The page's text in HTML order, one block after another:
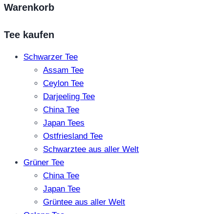
Warenkorb
Tee kaufen
Schwarzer Tee
Assam Tee
Ceylon Tee
Darjeeling Tee
China Tee
Japan Tees
Ostfriesland Tee
Schwarztee aus aller Welt
Grüner Tee
China Tee
Japan Tee
Grüntee aus aller Welt